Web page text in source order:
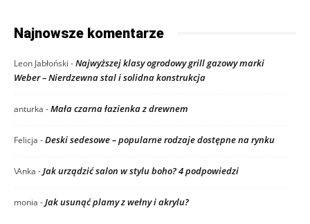
Najnowsze komentarze
Leon Jabłoński -Najwyższej klasy ogrodowy grill gazowy marki
Weber – Nierdzewna stal i solidna konstrukcja
anturka -Mała czarna łazienka z drewnem
Felicja -Deski sedesowe – popularne rodzaje dostępne na rynku
\Anka -Jak urządzić salon w stylu boho? 4 podpowiedzi
monia -Jak usunąć plamy z wełny i akrylu?